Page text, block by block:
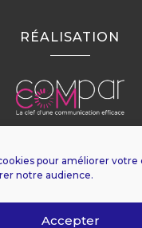
pour améliorer votre
notre audience.
Accepter
RÉALISATION